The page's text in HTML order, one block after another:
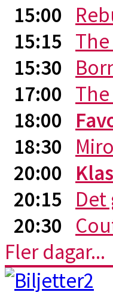
15:00
15:15
15:30
17:00
18:00
18:30
20:00
20:15 Det
20:30
Fler dagar...